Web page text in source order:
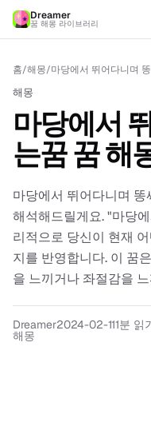
Dreamer
꿈 해몽 라이브러리
홈/해몽/마당에서 뛰어다니며
해몽
마당에서
는꿈 꿈 해
마당에서 뛰어다니며
해석해드릴게요. "마당
리적으로 당신이 현재
지를 반영합니다. 이 꿈
을 느끼거나 좌절감을
Dreamer2024-02-111분 읽
해몽